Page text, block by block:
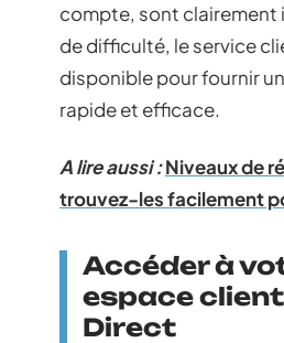
compte, sont clairement
de difficulté, le service
disponible pour fournir
rapide et efficace.
A lire aussi :Niveaux de
trouvez-les facilement
Accéder à
espace
Direct